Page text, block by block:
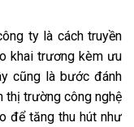
ty là cách truyền
khai trương kèm ưu
cũng là bước đánh
thị trường công nghệ
để tăng thu hút như